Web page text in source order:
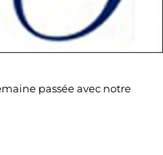
passée avec notre